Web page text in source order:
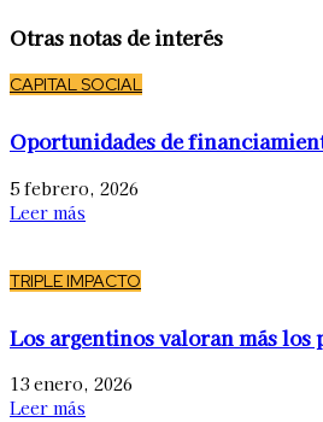
Otras notas de interés
CAPITAL SOCIAL
Oportunidades de
5 febrero, 2026
Leer más
TRIPLE IMPACTO
Los argentinos valoran más los
13 enero, 2026
Leer más